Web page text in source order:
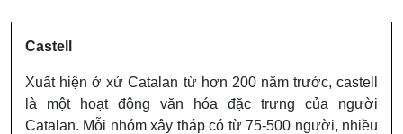
Castell
Xuất hiện ở xứ Catalan từ hơn 200 năm trước, castell
là một hoạt động văn hóa đặc trưng của người
Catalan. Mỗi nhóm xây tháp có từ 75-500 người, nhiều